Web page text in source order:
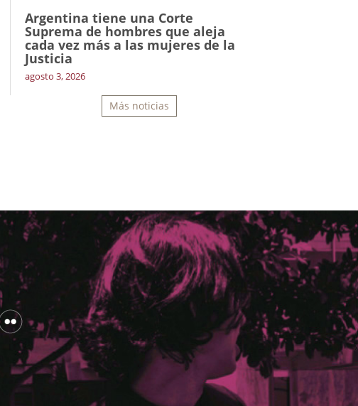
Argentina tiene una Corte
Suprema de hombres que aleja
cada vez más a las mujeres de la
Justicia
agosto 3, 2026
Más noticias